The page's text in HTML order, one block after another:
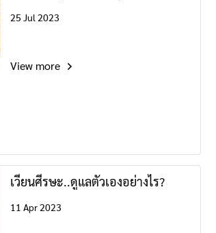
25 Jul 2023
View more
เวียนศีรษะ..ดูแลตัวเองอย่างไร?
11 Apr 2023